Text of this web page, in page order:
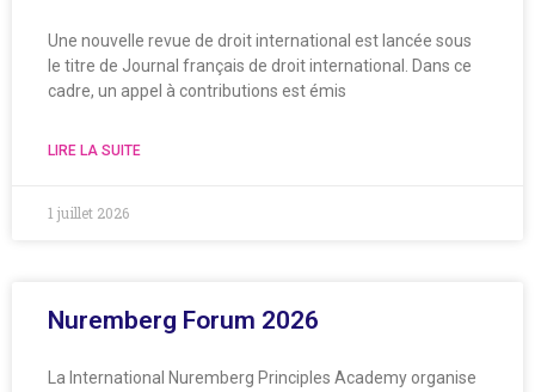
Une nouvelle revue de droit international est lancée sous
le titre de Journal français de droit international. Dans ce
cadre, un appel à contributions est émis
LIRE LA SUITE
1 juillet 2026
Nuremberg Forum 2026
La International Nuremberg Principles Academy organise